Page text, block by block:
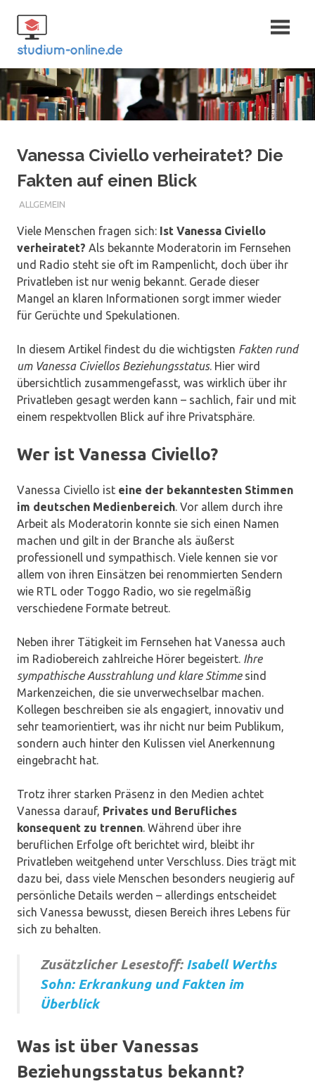
Inhalt
springen
Fernstudium
und Bachelor
Vanessa Civiello verheiratet? Die
Fakten auf einen Blick
ALLGEMEIN
Viele Menschen fragen sich: Ist Vanessa Civiello
verheiratet? Als bekannte Moderatorin im Fernsehen
und Radio steht sie oft im Rampenlicht, doch über ihr
Privatleben ist nur wenig bekannt. Gerade dieser
Mangel an klaren Informationen sorgt immer wieder
für Gerüchte und Spekulationen.
In diesem Artikel findest du die wichtigsten Fakten rund
um Vanessa Civiellos Beziehungsstatus. Hier wird
übersichtlich zusammengefasst, was wirklich über ihr
Privatleben gesagt werden kann – sachlich, fair und mit
einem respektvollen Blick auf ihre Privatsphäre.
Wer ist Vanessa Civiello?
Vanessa Civiello ist eine der bekanntesten Stimmen
im deutschen Medienbereich. Vor allem durch ihre
Arbeit als Moderatorin konnte sie sich einen Namen
machen und gilt in der Branche als äußerst
professionell und sympathisch. Viele kennen sie vor
allem von ihren Einsätzen bei renommierten Sendern
wie RTL oder Toggo Radio, wo sie regelmäßig
verschiedene Formate betreut.
Neben ihrer Tätigkeit im Fernsehen hat Vanessa auch
im Radiobereich zahlreiche Hörer begeistert. Ihre
sympathische Ausstrahlung und klare Stimmesind
Markenzeichen, die sie unverwechselbar machen.
Kollegen beschreiben sie als engagiert, innovativ und
sehr teamorientiert, was ihr nicht nur beim Publikum,
sondern auch hinter den Kulissen viel Anerkennung
eingebracht hat.
Trotz ihrer starken Präsenz in den Medien achtet
Vanessa darauf, Privates und Berufliches
konsequent zu trennen. Während über ihre
beruflichen Erfolge oft berichtet wird, bleibt ihr
Privatleben weitgehend unter Verschluss. Dies trägt mit
dazu bei, dass viele Menschen besonders neugierig auf
persönliche Details werden – allerdings entscheidet
sich Vanessa bewusst, diesen Bereich ihres Lebens für
sich zu behalten.
Zusätzlicher Lesestoff: Isabell Werths
Sohn: Erkrankung und Fakten im
Überblick
Was ist über Vanessas
Beziehungsstatus bekannt?